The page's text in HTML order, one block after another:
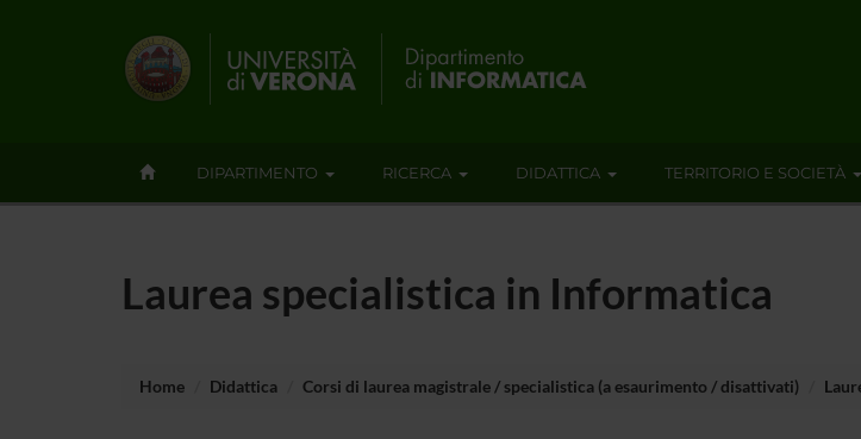
DIPARTIMENTO RICERCA DIDATTICA TERRITORIO E SOCIETÀ
Laurea specialistica in Informatica
Home Didattica Corsi di laurea magistrale / specialistica (a esaurimento / disattivati)